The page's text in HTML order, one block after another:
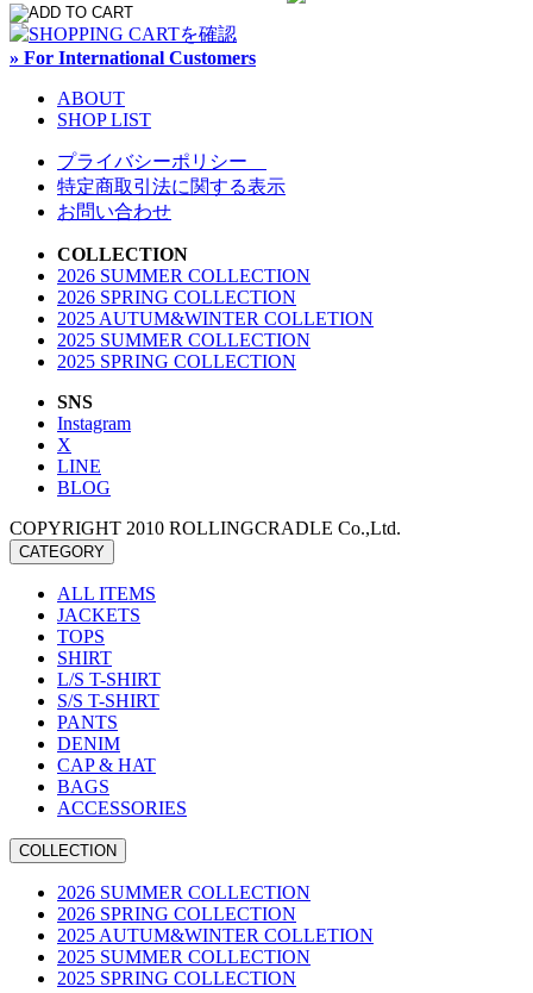
» For International Customers
ABOUT
SHOP LIST
プライバシーポリシー
特定商取引法に関する表示
お問い合わせ
COLLECTION
2026 SUMMER COLLECTION
2026 SPRING COLLECTION
2025 AUTUM&WINTER COLLETION
2025 SUMMER COLLECTION
2025 SPRING COLLECTION
SNS
Instagram
X
LINE
BLOG
COPYRIGHT 2010 ROLLINGCRADLE Co.,Ltd.
CATEGORY
ALL ITEMS
JACKETS
TOPS
SHIRT
L/S T-SHIRT
S/S T-SHIRT
PANTS
DENIM
CAP & HAT
BAGS
ACCESSORIES
COLLECTION
2026 SUMMER COLLECTION
2026 SPRING COLLECTION
2025 AUTUM&WINTER COLLETION
2025 SUMMER COLLECTION
2025 SPRING COLLECTION